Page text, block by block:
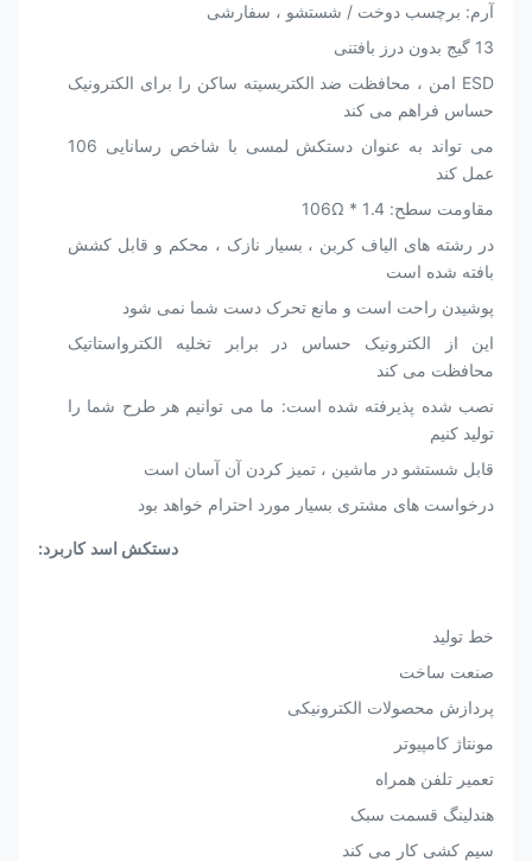
آرم: برچسب دوخت / شستشو ، سفارشی
13 گیج بدون درز بافتنی
ESD امن ، محافظت ضد الکتریسیته ساکن را برای الکترونیک
حساس فراهم می کند
می تواند به عنوان دستکش لمسی با شاخص رسانایی 106
عمل کند
مقاومت سطح: 1.4 * 106Ω
در رشته های الیاف کربن ، بسیار نازک ، محکم و قابل کشش
بافته شده است
پوشیدن راحت است و مانع تحرک دست شما نمی شود
این از الکترونیک حساس در برابر تخلیه الکترواستاتیک
محافظت می کند
نصب شده پذیرفته شده است: ما می توانیم هر طرح شما را
تولید کنیم
قابل شستشو در ماشین ، تمیز کردن آن آسان است
درخواست های مشتری بسیار مورد احترام خواهد بود
دستکش اسد کاربرد:
خط تولید
صنعت ساخت
پردازش محصولات الکترونیکی
مونتاژ کامپیوتر
تعمیر تلفن همراه
هندلینگ قسمت سبک
سیم کشی کار می کند